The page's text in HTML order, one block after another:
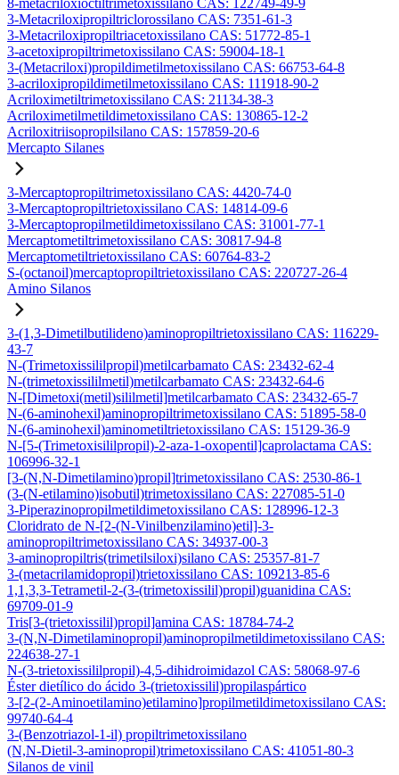
8-metacriloxioctiltrimetoxissilano CAS: 122749-49-9
3-Metacriloxipropiltriclorossilano CAS: 7351-61-3
3-Metacriloxipropiltriacetoxissilano CAS: 51772-85-1
3-acetoxipropiltrimetoxissilano CAS: 59004-18-1
3-(Metacriloxi)propildimetilmetoxissilano CAS: 66753-64-8
3-acriloxipropildimetilmetoxissilano CAS: 111918-90-2
Acriloximetiltrimetoxissilano CAS: 21134-38-3
Acriloximetilmetildimetoxissilano CAS: 130865-12-2
Acriloxitriisopropilsilano CAS: 157859-20-6
Mercapto Silanes
3-Mercaptopropiltrimetoxissilano CAS: 4420-74-0
3-Mercaptopropiltrietoxissilano CAS: 14814-09-6
3-Mercaptopropilmetildimetoxissilano CAS: 31001-77-1
Mercaptometiltrimetoxissilano CAS: 30817-94-8
Mercaptometiltrietoxissilano CAS: 60764-83-2
S-(octanoil)mercaptopropiltrietoxissilano CAS: 220727-26-4
Amino Silanos
3-(1,3-Dimetilbutilideno)aminopropiltrietoxissilano CAS: 116229-
43-7
N-(Trimetoxissililpropil)metilcarbamato CAS: 23432-62-4
N-(trimetoxissililmetil)metilcarbamato CAS: 23432-64-6
N-[Dimetoxi(metil)sililmetil]metilcarbamato CAS: 23432-65-7
N-(6-aminohexil)aminopropiltrimetoxissilano CAS: 51895-58-0
N-(6-aminohexil)aminometiltrietoxissilano CAS: 15129-36-9
N-[5-(Trimetoxisililpropil)-2-aza-1-oxopentil]caprolactama CAS:
106996-32-1
[3-(N,N-Dimetilamino)propil]trimetoxissilano CAS: 2530-86-1
(3-(N-etilamino)isobutil)trimetoxissilano CAS: 227085-51-0
3-Piperazinopropilmetildimetoxissilano CAS: 128996-12-3
Cloridrato de N-[2-(N-Vinilbenzilamino)etil]-3-
aminopropiltrimetoxissilano CAS: 34937-00-3
3-aminopropiltris(trimetilsiloxi)silano CAS: 25357-81-7
3-(metacrilamidopropil)trietoxissilano CAS: 109213-85-6
1,1,3,3-Tetrametil-2-(3-(trimetoxissilil)propil)guanidina CAS:
69709-01-9
Tris[3-(trietoxissilil)propil]amina CAS: 18784-74-2
3-(N,N-Dimetilaminopropil)aminopropilmetildimetoxissilano CAS:
224638-27-1
N-(3-trietoxissililpropil)-4,5-dihidroimidazol CAS: 58068-97-6
Éster dietílico do ácido 3-(trietoxissilil)propilaspártico
3-[2-(2-Aminoetilamino)etilamino]propilmetildimetoxissilano CAS:
99740-64-4
3-(Benzotriazol-1-il) propiltrimetoxissilano
(N,N-Dietil-3-aminopropil)trimetoxissilano CAS: 41051-80-3
Silanos de vinil